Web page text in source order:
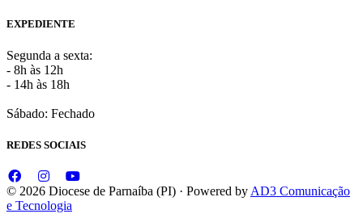
EXPEDIENTE
Segunda a sexta:
- 8h às 12h
- 14h às 18h
Sábado: Fechado
REDES SOCIAIS
© 2026 Diocese de Parnaíba (PI) · Powered by AD3 Comunicação
e Tecnologia